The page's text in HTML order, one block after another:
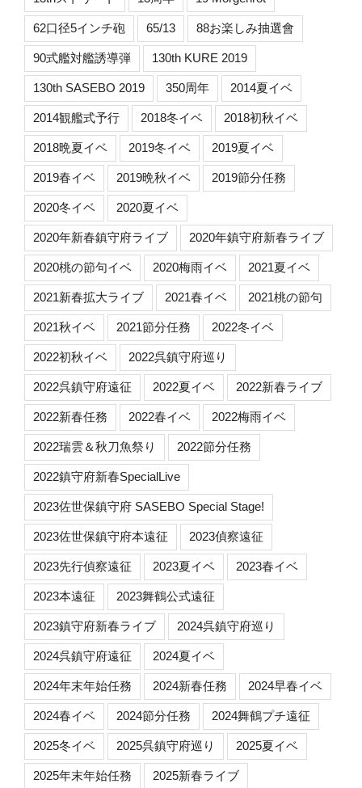
62口径5インチ砲 65/13 88お楽しみ抽選會
90式艦対艦誘導弾 130th KURE 2019
130th SASEBO 2019 350周年 2014夏イベ
2014観艦式予行 2018冬イベ 2018初秋イベ
2018晩夏イベ 2019冬イベ 2019夏イベ
2019春イベ 2019晩秋イベ 2019節分任務
2020冬イベ 2020夏イベ
2020年新春鎮守府ライブ 2020年鎮守府新春ライブ
2020桃の節句イベ 2020梅雨イベ 2021夏イベ
2021新春拡大ライブ 2021春イベ 2021桃の節句
2021秋イベ 2021節分任務 2022冬イベ
2022初秋イベ 2022呉鎮守府巡り
2022呉鎮守府遠征 2022夏イベ 2022新春ライブ
2022新春任務 2022春イベ 2022梅雨イベ
2022瑞雲＆秋刀魚祭り 2022節分任務
2022鎮守府新春SpecialLive
2023佐世保鎮守府 SASEBO Special Stage!
2023佐世保鎮守府本遠征 2023偵察遠征
2023先行偵察遠征 2023夏イベ 2023春イベ
2023本遠征 2023舞鶴公式遠征
2023鎮守府新春ライブ 2024呉鎮守府巡り
2024呉鎮守府遠征 2024夏イベ
2024年末年始任務 2024新春任務 2024早春イベ
2024春イベ 2024節分任務 2024舞鶴プチ遠征
2025冬イベ 2025呉鎮守府巡り 2025夏イベ
2025年末年始任務 2025新春ライブ